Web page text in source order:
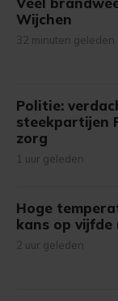
Wijchen
32 minuten geleden
Politie:
steekpartijen
zorg
1 uur geleden
Hoge
kans op
2 uur geleden